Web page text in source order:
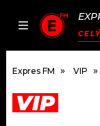
DOMŮ
Expres FM VIP
VIP